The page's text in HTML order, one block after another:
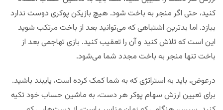
کنید، حتی اگر منجر به باخت شود. هیچ بازیکن پوکری دوست ندارد
ببازد. اما بدترین اشتباهی که می‌توانید بعد از باخت مرتکب شوید
این است که تلاش کنید و آن را تعقیب کنید. بازی تهاجمی بعد از
باخت تنها منجر به باخت مجدد شما می‌شود.
درعوض، باید به استراتژی که به شما کمک کرده است، پایبند باشید.
برای تعیین ارزش سهام پوکر هر دست، به ماشین حساب خود تکیه